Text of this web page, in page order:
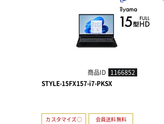
商品ID 1166852
STYLE-15FX157-i7-PKSX
カスタマイズ○ 会員送料無料